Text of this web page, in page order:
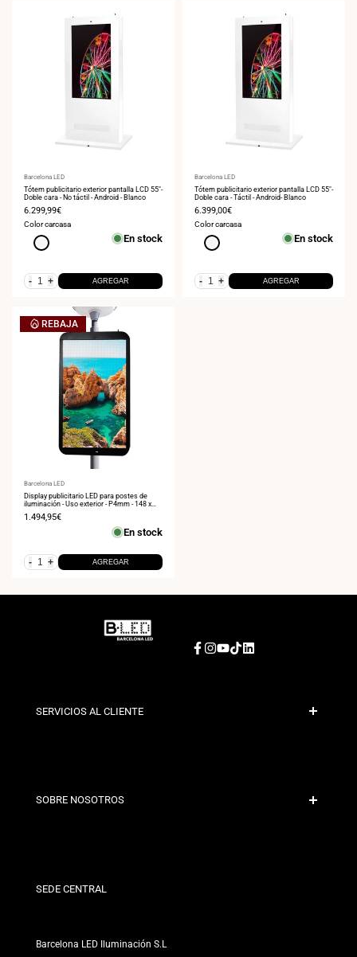
Proveedor:
Barcelona LED
Tótem publicitario exterior pantalla LCD 55"-
Doble cara - No táctil - Android - Blanco
Precio
de
venta
6.299,99€
Color carcasa
Blanco En stock
- + AGREGAR
Proveedor:
Barcelona LED
Tótem publicitario exterior pantalla LCD 55"-
Doble cara - Táctil - Android- Blanco
Precio
de
venta
6.399,00€
Color carcasa
Blanco En stock
- + AGREGAR
REBAJA
Proveedor:
Barcelona LED
Display publicitario LED para postes de
iluminación - Uso exterior - P4mm - 148 x
86,5cm
Precio
1.494,95€
En stock
- + AGREGAR
Facebook
Instagram
YouTube
TikTokLinkedIn
SERVICIOS AL CLIENTE
Contacto
SOBRE NOSOTROS
Nuestras Tiendas
SEDE CENTRAL
Barcelona LED Iluminación S.L